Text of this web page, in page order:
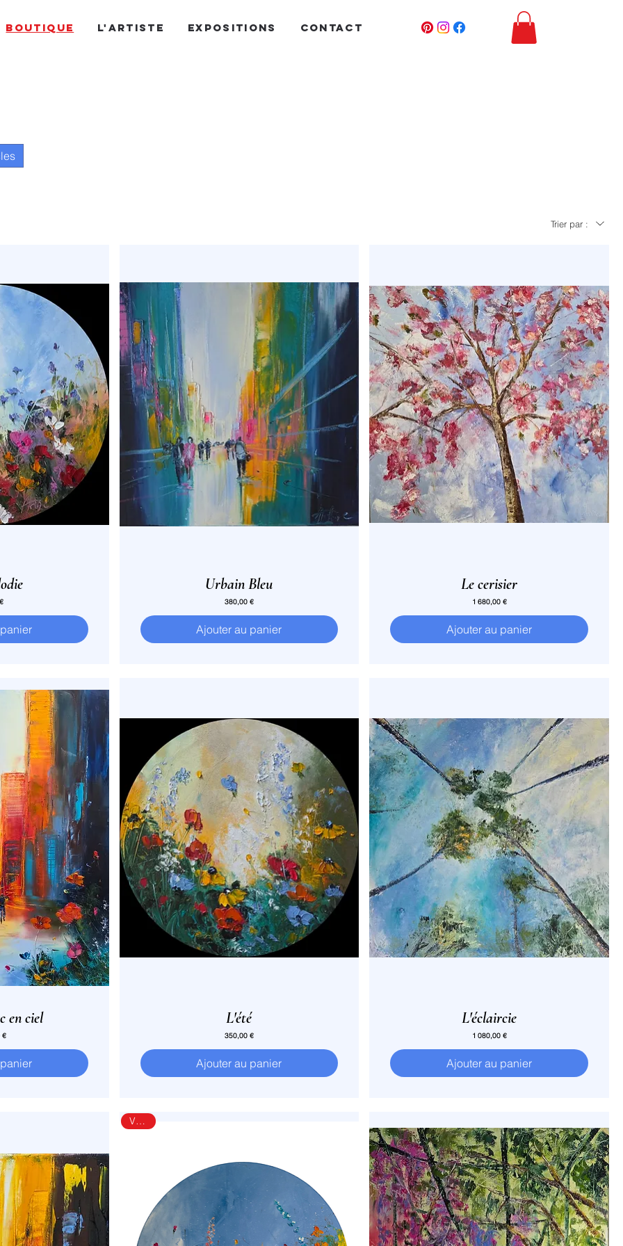
BOUTIQUE L'ARTISTE EXPOSITIONS CONTACT
Trier par :
Urbain Bleu
Prix
380,00 €
Ajouter au panier
Le cerisier
Prix
1 680,00 €
Ajouter au panier
en ciel
€
L'été
Prix
350,00 €
Ajouter au panier
L'éclaircie
Prix
1 080,00 €
Ajouter au panier
Vendu